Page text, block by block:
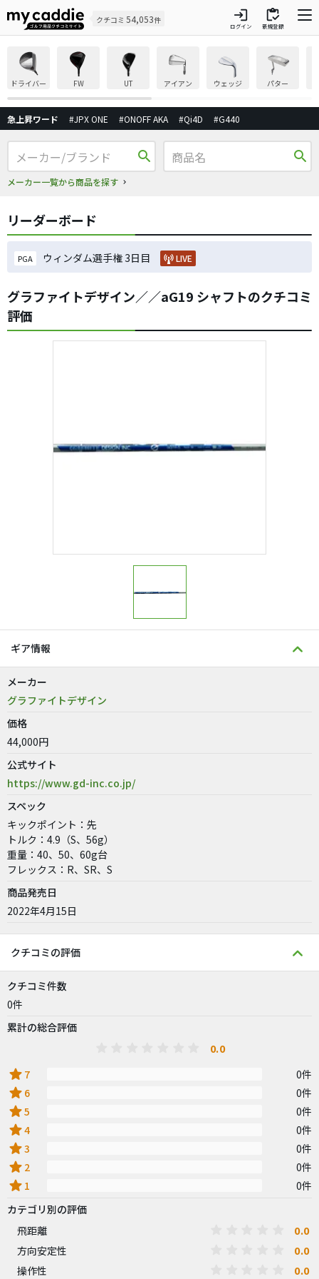
クチコミ 54,053件 login
ログイン
inventory
新規登録
ドライバー FW UT アイアン ウェッジ パター
急上昇ワード #JPX ONE #ONOFF AKA #Qi4D #G440
search
メーカー一覧から商品を探す
search
リーダーボード
PGA ウィンダム選手権 3日目 LIVE
グラファイトデザイン／／aG19 シャフトのクチコミ
評価
ギア情報
メーカー
グラファイトデザイン
価格
44,000円
公式サイト
https://www.gd-inc.co.jp/
スペック
キックポイント：先
トルク：4.9（S、56g）
重量：40、50、60g台
フレックス：R、SR、S
商品発売日
2022年4月15日
クチコミの評価
クチコミ件数
0件
累計の総合評価
0.0
star 7 0件
star 6 0件
star5 0件
star4 0件
star3 0件
star 2 0件
star 1
0件
カテゴリ別の評価
飛距離
0.0
方向安定性 0.0
操作性 0.0